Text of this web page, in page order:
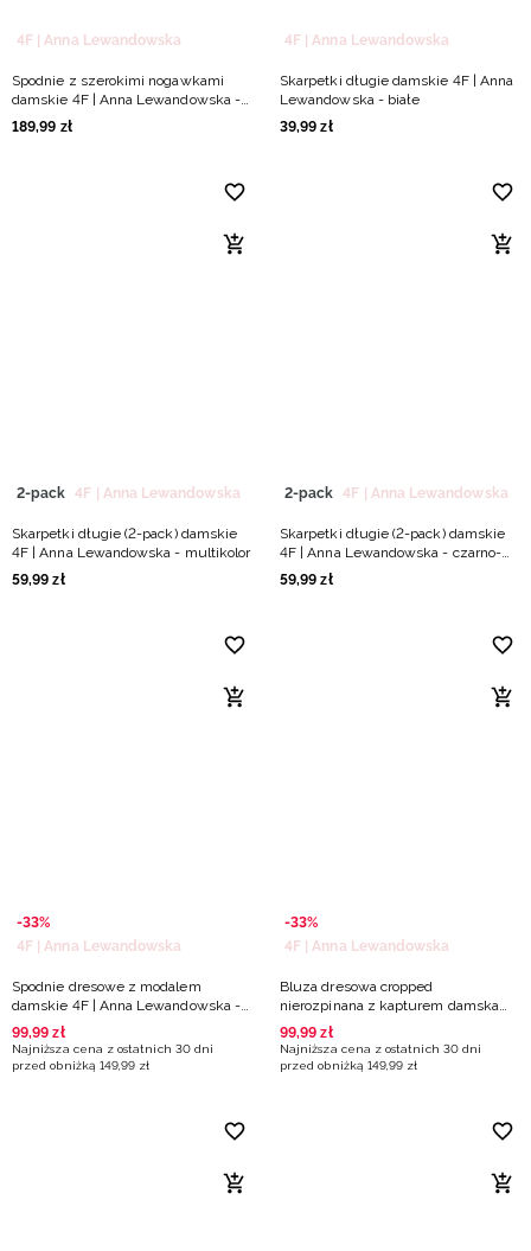
4F | Anna Lewandowska
Spodnie z szerokimi nogawkami
damskie 4F | Anna Lewandowska -
czarne
189,99 zł
4F | Anna Lewandowska
Skarpetki długie damskie 4F | Anna
Lewandowska - białe
39,99 zł
2-pack 4F | Anna Lewandowska
Skarpetki długie (2-pack) damskie
4F | Anna Lewandowska - multikolor
59,99 zł
2-pack 4F | Anna Lewandowska
Skarpetki długie (2-pack) damskie
4F | Anna Lewandowska - czarno-
białe
59,99 zł
-33%
4F | Anna Lewandowska
Spodnie dresowe z modalem
damskie 4F | Anna Lewandowska -
białe
99,99 zł
Najniższa cena z ostatnich 30 dni
przed obniżką 149,99 zł
-33%
4F | Anna Lewandowska
Bluza dresowa cropped
nierozpinana z kapturem damska
4F | Anna Lewandowska - różowa
99,99 zł
Najniższa cena z ostatnich 30 dni
przed obniżką 149,99 zł